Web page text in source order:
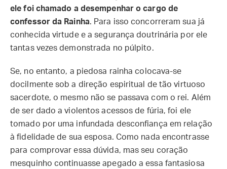
ele foi chamado a desempenhar o cargo de
confessor da Rainha. Para isso concorreram sua já
conhecida virtude e a segurança doutrinária por ele
tantas vezes demonstrada no púlpito.
Se, no entanto, a piedosa rainha colocava-se
docilmente sob a direção espiritual de tão virtuoso
sacerdote, o mesmo não se passava com o rei. Além
de ser dado a violentos acessos de fúria, foi ele
tomado por uma infundada desconfiança em relação
à fidelidade de sua esposa. Como nada encontrasse
para comprovar essa dúvida, mas seu coração
mesquinho continuasse apegado a essa fantasiosa